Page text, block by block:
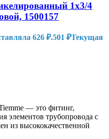
1х3/4
1500157
626 ₽.501 ₽Текущая
— это фитинг,
элементов трубопровода с
из высококачественной